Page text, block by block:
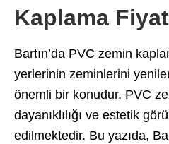
Kaplama
Bartın’da PVC zemin
yerlerinin zeminlerini
önemli bir konudur. PVC
dayanıklılığı ve estetik
edilmektedir. Bu yazıda,